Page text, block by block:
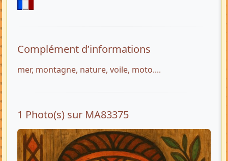
Complément d’informations
mer, montagne, nature, voile, moto....
1 Photo(s) sur MA83375